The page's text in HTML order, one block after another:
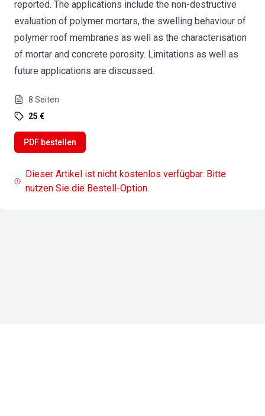
reported. The applications include the non-destructive
evaluation of polymer mortars, the swelling behaviour of
polymer roof membranes as well as the characterisation
of mortar and concrete porosity. Limitations as well as
future applications are discussed.
8 Seiten
25 €
PDF bestellen
Dieser Artikel ist nicht kostenlos verfügbar. Bitte
nutzen Sie die Bestell-Option.